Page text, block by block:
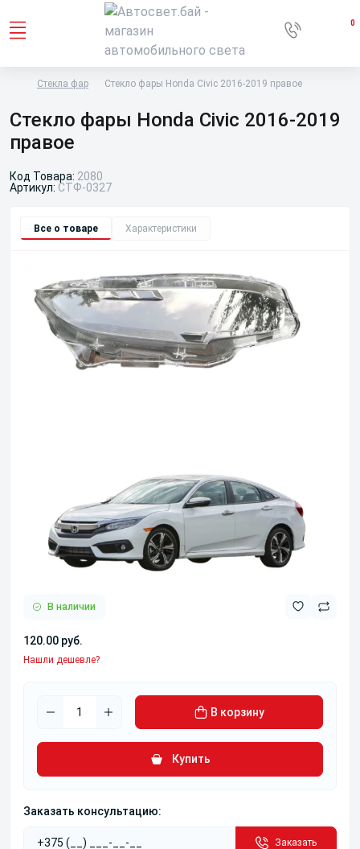
0
Стекла фар Стекло фары Honda Civic 2016-2019 правое
Стекло фары Honda Civic 2016-2019
правое
Код Товара: 2080
Артикул: СТФ-0327
Все о товаре Характеристики
В наличии
120.00 руб.
Нашли дешевле?
В корзину
Купить
Заказать консультацию:
Заказать